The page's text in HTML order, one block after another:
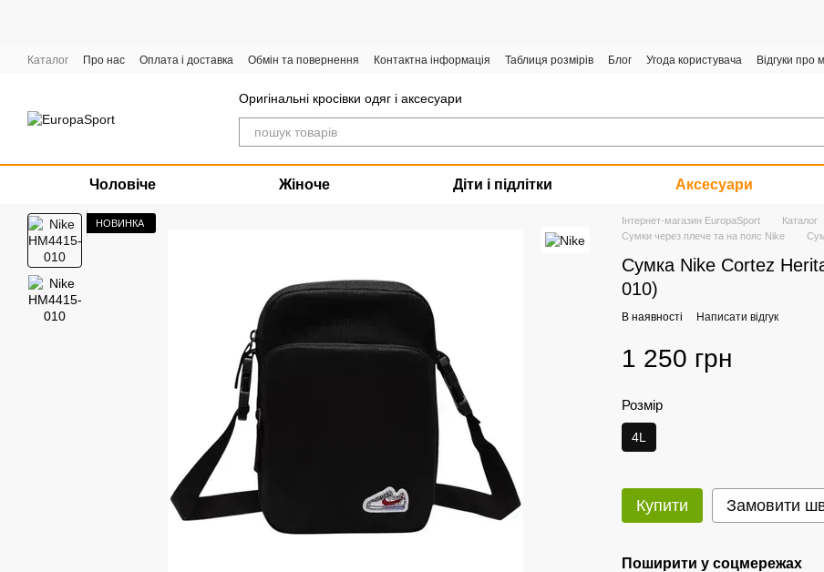
Каталог Про нас Оплата і доставка Обмін та повернення Контактна інформація Таблиця розмірів Блог Угода користувача
Відгуки про
Оригінальні кросівки одяг і аксесуари
Чоловіче Жіноче Діти і підлітки Аксесуари
НОВИНКА Інтернет-магазин EuropaSport Каталог
Сумки через плече та на пояс Nike
Сумка Nike Cortez
010)
В наявності Написати відгук
1 250 грн
Розмір
4L
Купити Замовити
Поширити у соцмережах